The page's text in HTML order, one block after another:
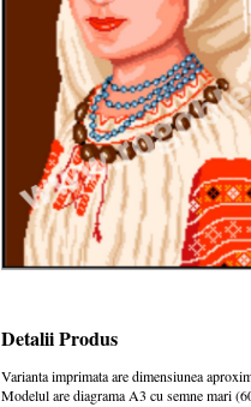
Detalii Produs
Varianta imprimata are dimensiunea
Modelul are diagrama A3 cu semne mari